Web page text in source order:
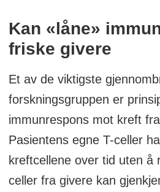
Kan «låne»
friske givere
Et av de viktigste
forskningsgruppen er
immunrespons mot kreft
Pasientens egne T-celler
kreftcellene over tid uten å
celler fra givere kan